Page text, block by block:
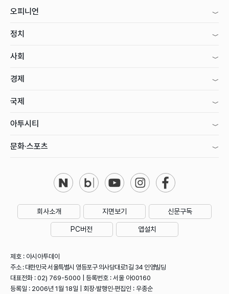
오피니언
정치
사회
경제
국제
아투시티
문화·스포츠
회사소개 지면보기 신문구독
PC버전 앱설치
제호 : 아시아투데이
주소 : 대한민국 서울특별시 영등포구 의사당대로1길 34 인영빌딩
대표전화 : 02) 769-5000 | 등록번호 : 서울 아00160
등록일 : 2006년 1월 18일 | 회장·발행인·편집인 : 우종순